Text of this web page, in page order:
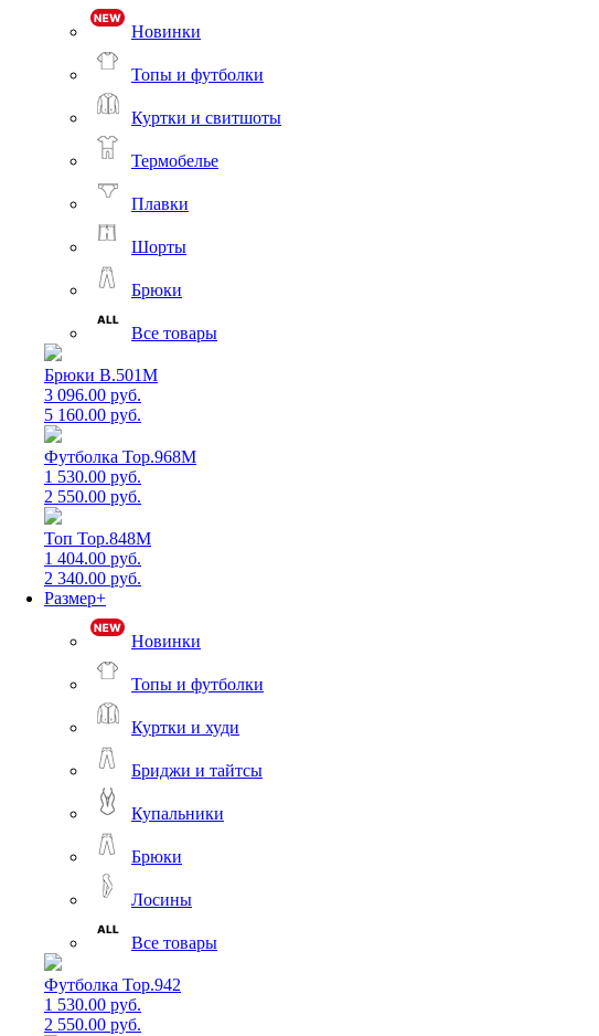
Новинки
Топы и футболки
Куртки и свитшоты
Термобелье
Плавки
Шорты
Брюки
Все товары
Брюки B.501M
3 096.00 руб.
5 160.00 руб.
Футболка Top.968M
1 530.00 руб.
2 550.00 руб.
Топ Top.848M
1 404.00 руб.
2 340.00 руб.
Размер+
Новинки
Топы и футболки
Куртки и худи
Бриджи и тайтсы
Купальники
Брюки
Лосины
Все товары
Футболка Top.942
1 530.00 руб.
2 550.00 руб.